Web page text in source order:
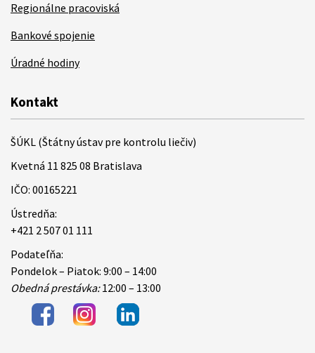
Regionálne pracoviská
Bankové spojenie
Úradné hodiny
Kontakt
ŠÚKL (Štátny ústav pre kontrolu liečiv)
Kvetná 11 825 08 Bratislava
IČO: 00165221
Ústredňa:
+421 2 507 01 111
Podateľňa:
Pondelok – Piatok: 9:00 – 14:00
Obedná prestávka:12:00 – 13:00